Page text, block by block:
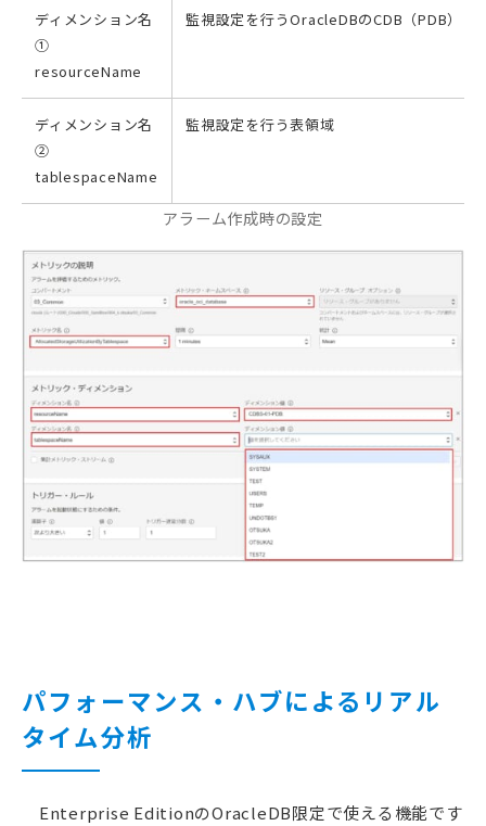
ディメンション名
①
resourceName
監視設定を行うOracleDBのCDB（PDB）
ディメンション名
②
tablespaceName
監視設定を行う表領域
アラーム作成時の設定
パフォーマンス・ハブによるリアル
タイム分析
Enterprise EditionのOracleDB限定で使える機能です